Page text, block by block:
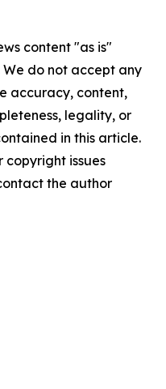
content "as is"
do not accept any
accuracy, content,
legality, or
in this article.
copyright issues
the author